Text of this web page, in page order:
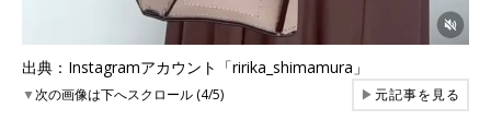
出典：Instagramアカウント「ririka_shimamura」
▼次の画像は下へスクロール (4/5) ▶元記事を見る